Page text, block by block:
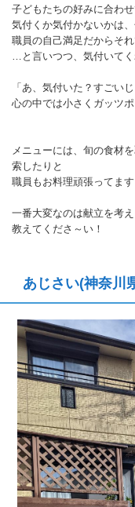
子どもたちの好みに合わ
気付くか気付かないかは
職員の自己満足だからそ
…と言いつつ、気付いて
「あ、気付いた？すごい
心の中では小さくガッツ
メニューには、旬の食材
索したりと
職員もお料理頑張ってま
一番大変なのは献立を考
教えてくださ～い！
あじさい(神奈川